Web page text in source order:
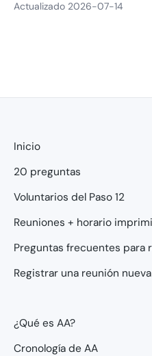
Actualizado 2026-07-14
Inicio
20 preguntas
Voluntarios del Paso 12
Reuniones + horario
Preguntas frecuentes para
Registrar una reunión nueva
¿Qué es AA?
Cronología de AA